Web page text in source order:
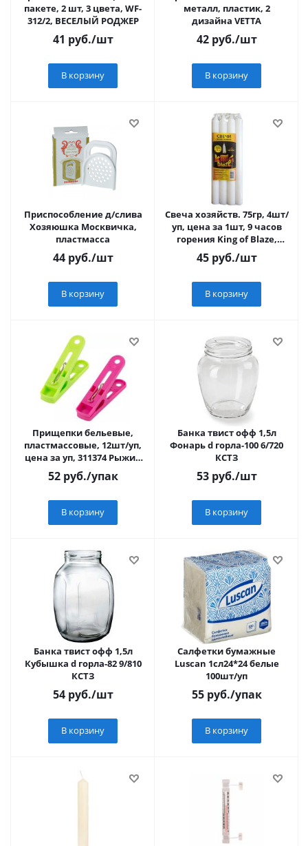
пакете, 2 шт, 3 цвета, WF-
312/2, ВЕСЕЛЫЙ РОДЖЕР
41 руб./шт
В корзину
металл, пластик, 2
дизайна VETTA
42руб./шт
В корзину
Приспособление д/слива
Хозяюшка Москвичка,
пластмасса
44руб./шт
В корзину
Свеча хозяйств. 75гр, 4шт/
уп, цена за 1шт, 9 часов
горения King of Blaze,
белый цвет КВ-075
45руб./шт
В корзину
Прищепки бельевые,
пластмассовые, 12шт/уп,
цена за уп, 311374 Рыжий
Кот
52руб./упак
В корзину
Банка твист офф 1,5л
Фонарь d горла-100 6/720
КСТЗ
53руб./шт
В корзину
Банка твист офф 1,5л
Кубышка d горла-82 9/810
КСТЗ
54руб./шт
В корзину
Салфетки бумажные
Luscan 1сл24*24 белые
100шт/уп
55руб./упак
В корзину